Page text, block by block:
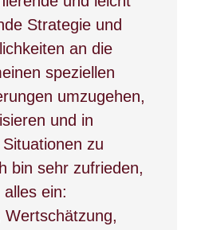
Strategie und
an die
speziellen
umzugehen,
und in
zu
bin sehr zufrieden,
ein:
Wertschätzung,